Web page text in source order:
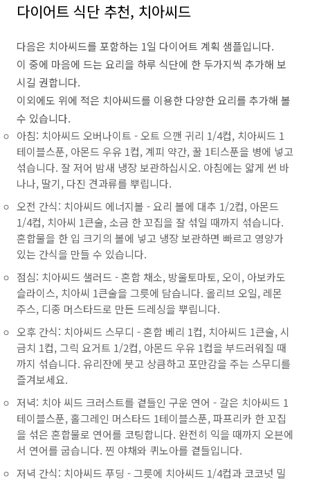
다이어트 식단 추천, 치아씨드
다음은 치아씨드를 포함하는 1일 다이어트 계획 샘플입니다.
이 중에 마음에 드는 요리을 하루 식단에 한 두가지씩 추가해 보
시길 권합니다.
이외에도 위에 적은 치아씨드를 이용한 다양한 요리를 추가해 볼
수 있습니다.
아침: 치아씨드 오버나이트 - 오트 으깬 귀리 1/4컵, 치아씨드 1
테이블스푼, 아몬드 우유 1컵, 계피 약간, 꿀 1티스푼을 병에 넣고
섞습니다. 잘 저어 밤새 냉장 보관하십시오. 아침에는 얇게 썬 바
나나, 딸기, 다진 견과류를 뿌립니다.
오전 간식: 치아씨드 에너지볼 - 요리 볼에 대추 1/2컵, 아몬드
1/4컵, 치아씨 1큰술, 소금 한 꼬집을 잘 섞일 때까지 섞습니다.
혼합물을 한 입 크기의 볼에 넣고 냉장 보관하면 빠르고 영양가
있는 간식을 만들 수 있습니다.
점심: 치아씨드 샐러드 - 혼합 채소, 방울토마토, 오이, 아보카도
슬라이스, 치아씨 1큰술을 그릇에 담습니다. 올리브 오일, 레몬
주스, 디종 머스타드로 만든 드레싱을 뿌립니다.
오후 간식: 치아씨드 스무디 - 혼합 베리 1컵, 치아씨드 1큰술, 시
금치 1컵, 그릭 요거트 1/2컵, 아몬드 우유 1컵을 부드러워질 때
까지 섞습니다. 유리잔에 붓고 상큼하고 포만감을 주는 스무디를
즐겨보세요.
저녁: 치아 씨드 크러스트를 곁들인 구운 연어 - 갈은 치아씨드 1
테이블스푼, 홀그레인 머스타드 1테이블스푼, 파프리카 한 꼬집
을 섞은 혼합물로 연어를 코팅합니다. 완전히 익을 때까지 오븐에
서 연어를 굽습니다. 찐 야채와 퀴노아를 곁들입니다.
저녁 간식: 치아씨드 푸딩 - 그릇에 치아씨드 1/4컵과 코코넛 밀